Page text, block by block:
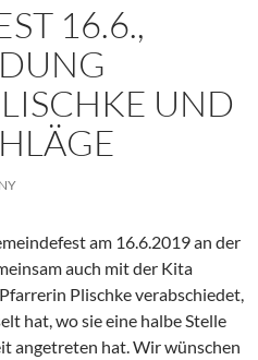
16.6.,
UND
am 16.6.2019 an der
auch mit der Kita
Plischke verabschiedet,
hat, wo sie eine halbe Stelle
angetreten hat. Wir wünschen